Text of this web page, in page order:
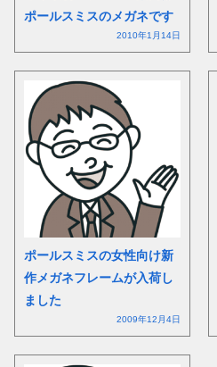
ポールスミスのメガネです
2010年1月14日
ポールスミスの女性向け新
作メガネフレームが入荷し
ました
2009年12月4日